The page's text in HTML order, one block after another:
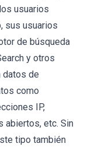
usuarios
sus usuarios
de búsqueda
y otros
datos de
como
IP,
abiertos, etc. Sin
tipo también